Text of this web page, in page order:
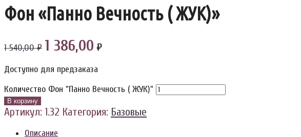
Фон «Панно Вечность ( ЖУК)»
1 540,00 ₽ 1 386,00 ₽
Доступно для предзаказа
Количество Фон "Панно Вечность ( ЖУК)"
В корзину
Артикул: 1.32 Категория: Базовые
Описание